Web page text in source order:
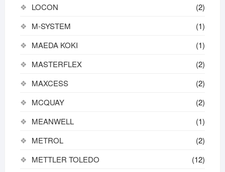
LOCON
(2)
M-SYSTEM
(1)
MAEDA KOKI
(1)
MASTERFLEX
(2)
MAXCESS
(2)
MCQUAY
(2)
MEANWELL
(1)
METROL
(2)
METTLER TOLEDO
(12)